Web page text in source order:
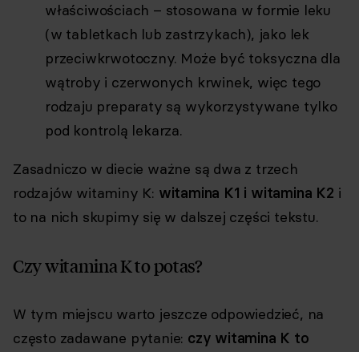
właściwościach – stosowana w formie leku
(w tabletkach lub zastrzykach), jako lek
przeciwkrwotoczny. Może być toksyczna dla
wątroby i czerwonych krwinek, więc tego
rodzaju preparaty są wykorzystywane tylko
pod kontrolą lekarza.
Zasadniczo w diecie ważne są dwa z trzech
rodzajów witaminy K: witamina K1 i witamina K2 i
to na nich skupimy się w dalszej części tekstu.
Czy witamina K to potas?
W tym miejscu warto jeszcze odpowiedzieć, na
często zadawane pytanie: czy witamina K to